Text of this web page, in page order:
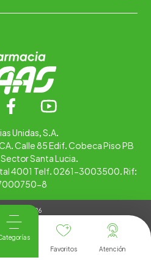
Favoritos
Atención
Unidas, S.A.
Calle 85 Edif. Cobeca Piso PB
Santa Lucia.
4001 Telf. 0261-3003500. Rif:
8
2026
por